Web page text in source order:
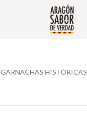
GARNACHAS HISTÓRICAS